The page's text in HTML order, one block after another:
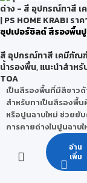
ซุปเปอร์ชิลด์ สีรองพื้น
สี อุปกรณ์ทาสี เคมีภัณ
น้ำรองพื้น,แนะนำสำห
TOA
เป็นสีรองพื้นที่มีสีขาวด้
สำหรับทาเป็นสีรองพื้
หรือปูนฉาบใหม่ ช่วยยั
การคายด่างในปูนฉาบใ
การยึดเกาะของสีทับห
ดีขึ้น เหมาะสำหรับพื้นผิ
ใช้ได้ทั้งภายในอาคาร แ
อ่าน
เพิ่ม